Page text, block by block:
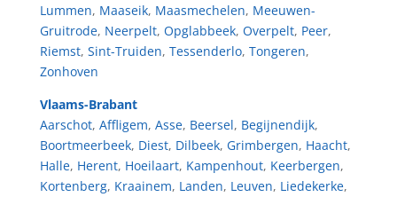
Lummen, Maaseik, Maasmechelen, Meeuwen-
Gruitrode, Neerpelt, Opglabbeek, Overpelt, Peer,
Riemst, Sint-Truiden, Tessenderlo, Tongeren,
Zonhoven
Vlaams-Brabant
Aarschot, Affligem, Asse, Beersel, Begijnendijk,
Boortmeerbeek, Diest, Dilbeek, Grimbergen, Haacht,
Halle, Herent, Hoeilaart, Kampenhout, Keerbergen,
Kortenberg, Kraainem, Landen, Leuven, Liedekerke,